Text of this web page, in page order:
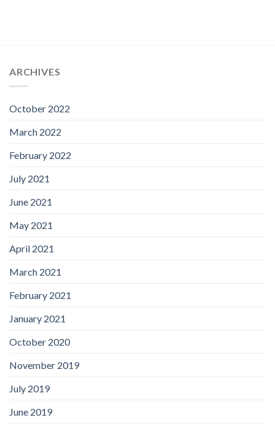
ARCHIVES
October 2022
March 2022
February 2022
July 2021
June 2021
May 2021
April 2021
March 2021
February 2021
January 2021
October 2020
November 2019
July 2019
June 2019